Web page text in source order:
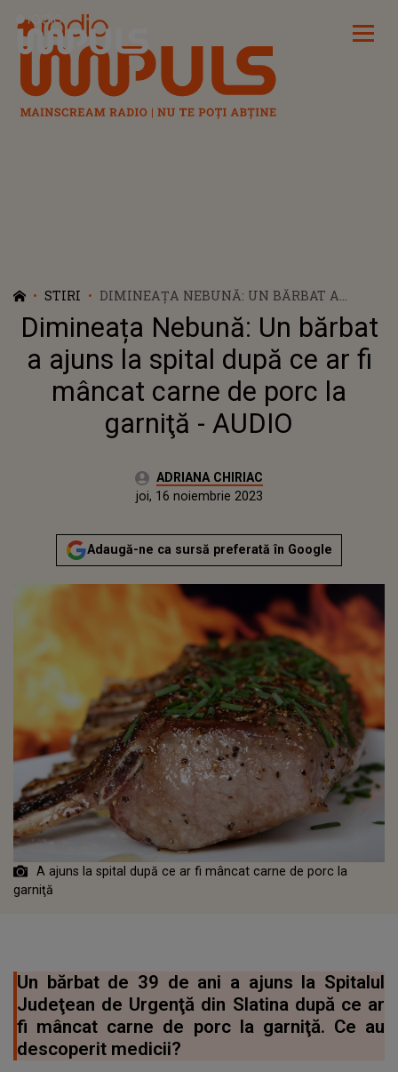
Radio Impuls
STIRI
DIMINEAȚA NEBUNĂ: UN BĂRBAT A
AJUNS LA SPITAL DUPĂ CE AR FI MÂNCAT
CARNE DE PORC LA GARNIŢĂ - AUDIO
Dimineața Nebună: Un bărbat
a ajuns la spital după ce ar fi
mâncat carne de porc la
garniţă - AUDIO
Autor:ADRIANA CHIRIAC
miercuri, 16 noiembrie 2022
Actualizat:
joi, 16 noiembrie 2023
Adaugă-ne ca sursă preferată în Google
A ajuns la spital după ce ar fi mâncat carne de porc la
garniţă
Un bărbat de 39 de ani a ajuns la Spitalul
Judeţean de Urgenţă din Slatina după ce ar
fi mâncat carne de porc la garniţă. Ce au
descoperit medicii?